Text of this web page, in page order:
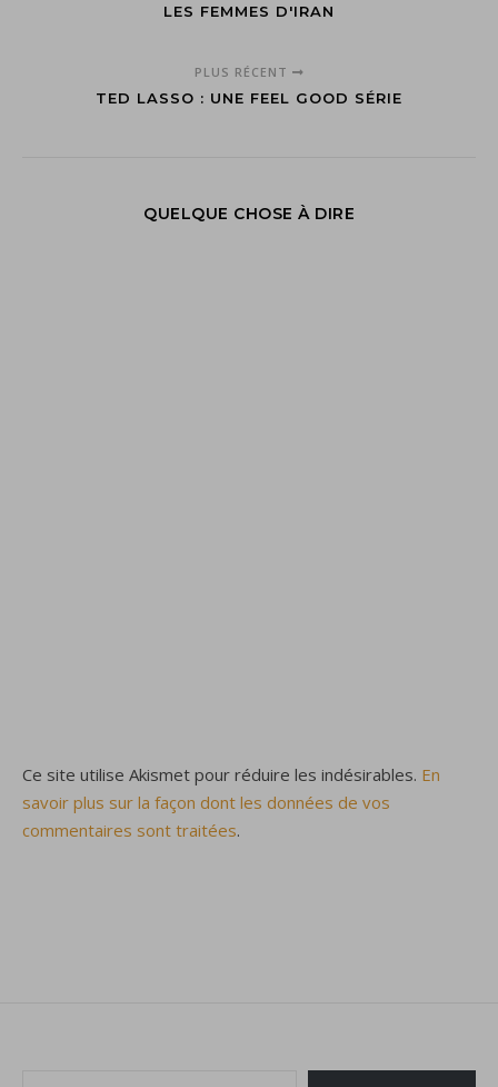
LES FEMMES D'IRAN
PLUS RÉCENT
TED LASSO : UNE FEEL GOOD SÉRIE
QUELQUE CHOSE À DIRE
Ce site utilise Akismet pour réduire les indésirables. En
savoir plus sur la façon dont les données de vos
commentaires sont traitées.